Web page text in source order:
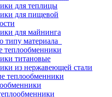
для теплицы
для пищевой
для майнинга
типу материала
теплообменники
титановые
из нержавеющей стали
теплообменники